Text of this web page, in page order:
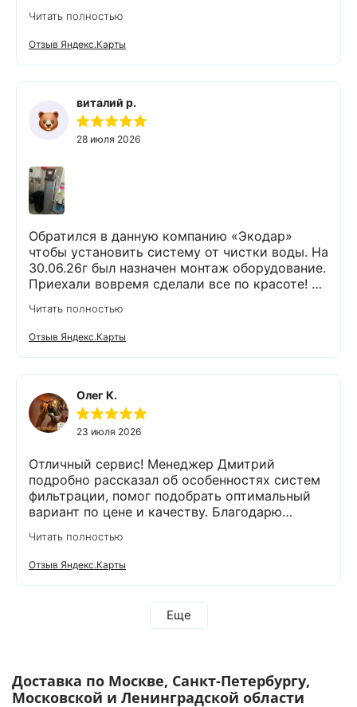
рассказали. Монтаж прошел быстро и бе з
проблем и неудобств. Оборудование не
занимает много места и легко
обслуживается. Результаты новых анализов
отличные. Могу всем рекомендовать данную
компанию и ее специалистов.
Читать полностью
Отзыв Яндекс.Карты
виталий р.
28 июля 2026
Обратился в данную компанию «Экодар»
чтобы установить систему от чистки воды. На
30.06.26г был назначен монтаж оборудование.
Приехали вовремя сделали все по красоте! Я
Читать полностью
Отзыв Яндекс.Карты
Олег К.
23 июля 2026
Отличный сервис! Менеджер Дмитрий
подробно рассказал об особенностях систем
фильтрации, помог подобрать оптимальный
вариант по цене и качеству. Благодарю
отдельную благодарность менеджеру
Дмитрию и сотруднику, проводящему монтаж
Александру. Грамотно проконсультировали,
оперативно провели анализ воды и
установили оборудование. Еще раз
благодарим за проделанную работу! Остались
Читать полностью
Отзыв Яндекс.Карты
Еще
Доставка по Москве, Санкт-Петербургу,
Московской и Ленинградской области